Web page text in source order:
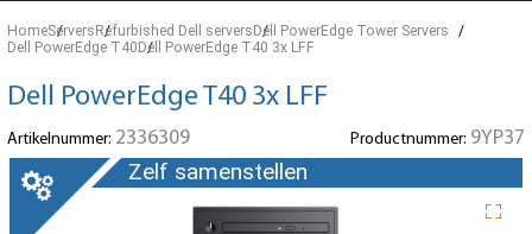
HomeServersRefurbished Dell serversDell PowerEdge Tower Servers
Dell PowerEdge T40Dell PowerEdge T40 3x LFF
Dell PowerEdge T40 3x LFF
Artikelnummer: 2336309 Productnummer: 9YP37
Zelf samenstellen